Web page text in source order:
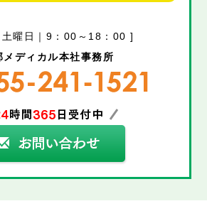
曜日｜9：00～18：00 ]
メディカル本社事務所